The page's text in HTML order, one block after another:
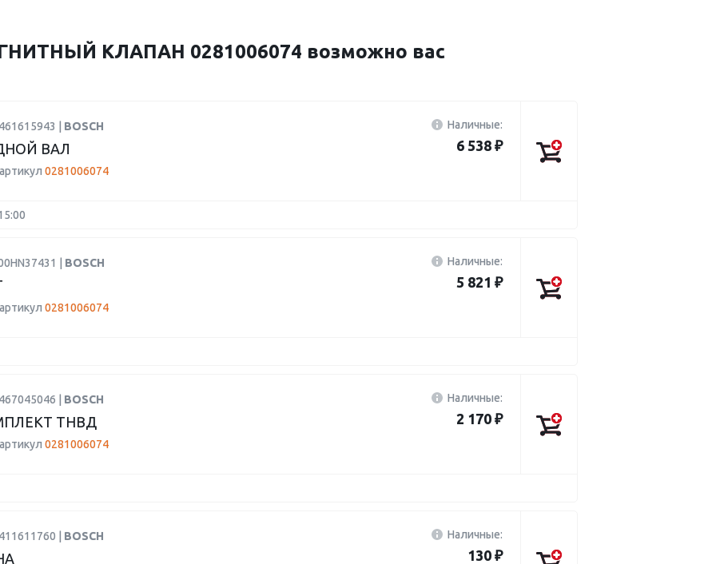
КЛАПАН 0281006074 возможно вас
| BOSCH
ВАЛ
0281006074
Наличные:
6 538 ₽
| BOSCH
0281006074
Наличные:
5 821 ₽
| BOSCH
ТНВД
0281006074
Наличные:
2 170 ₽
| BOSCH Наличные:
130 ₽